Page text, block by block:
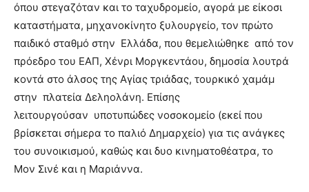
όπου στεγαζόταν και το ταχυδρομείο, αγορά με είκοσι
καταστήματα, μηχανοκίνητο ξυλουργείο, τον πρώτο
παιδικό σταθμό στην Ελλάδα, που θεμελιώθηκε από τον
πρόεδρο του ΕΑΠ, Χένρι Μοργκεντάου, δημοσία λουτρά
κοντά στο άλσος της Αγίας τριάδας, τουρκικό χαμάμ
στην πλατεία Δεληολάνη. Επίσης
λειτουργούσαν υποτυπώδες νοσοκομείο (εκεί που
βρίσκεται σήμερα το παλιό Δημαρχείο) για τις ανάγκες
του συνοικισμού, καθώς και δυο κινηματοθέατρα, το
Μον Σινέ και η Μαριάννα.